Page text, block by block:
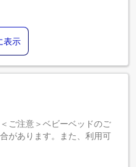
表示
ご注意＞ベビーベッドのご
があります。また、利用可